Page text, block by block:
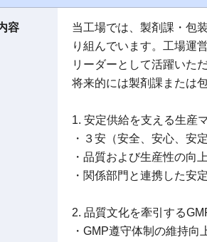
容
当工場では、製剤課・包
り組んでいます。工場運
リーダーとして活躍いた
将来的には製剤課または
1. 安定供給を支える生産
・３安（安全、安心、安
・品質および生産性の向上
・関係部門と連携した安
2. 品質文化を牽引する
・GMP遵守体制の維持向